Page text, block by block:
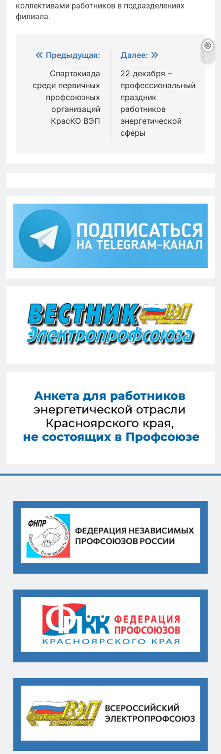
коллективами работников в подразделениях
филиала.
Навигация
записям
Предыдущая:
Спартакиада
среди первичных
профсоюзных
организаций
КрасКО ВЭП
Далее:
22 декабря –
профессиональный
праздник
работников
энергетической
сферы